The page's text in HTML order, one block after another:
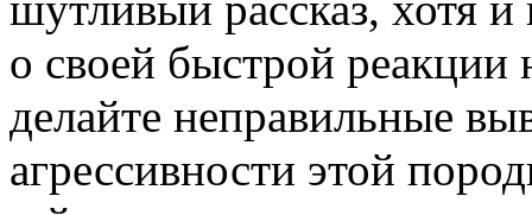
о своей быстрой реакции
делайте неправильные
агрессивности этой